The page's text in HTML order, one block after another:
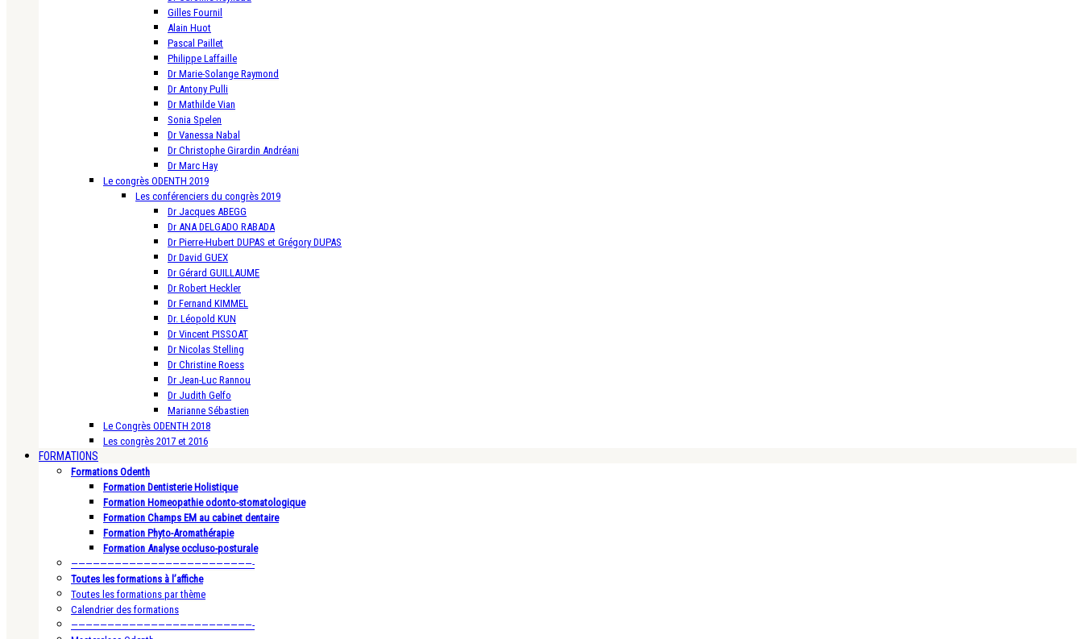
Gilles Fournil
Alain Huot
Pascal Paillet
Philippe Laffaille
Dr Marie-Solange Raymond
Dr Antony Pulli
Dr Mathilde Vian
Sonia Spelen
Dr Vanessa Nabal
Dr Christophe Girardin Andréani
Dr Marc Hay
Le congrès ODENTH 2019
Les conférenciers du congrès 2019
Dr Jacques ABEGG
Dr ANA DELGADO RABADA
Dr Pierre-Hubert DUPAS et Grégory DUPAS
Dr David GUEX
Dr Gérard GUILLAUME
Dr Robert Heckler
Dr Fernand KIMMEL
Dr. Léopold KUN
Dr Vincent PISSOAT
Dr Nicolas Stelling
Dr Christine Roess
Dr Jean-Luc Rannou
Dr Judith Gelfo
Marianne Sébastien
Le Congrès ODENTH 2018
Les congrès 2017 et 2016
FORMATIONS
Formations Odenth
Formation Dentisterie Holistique
Formation Homeopathie odonto-stomatologique
Formation Champs EM au cabinet dentaire
Formation Phyto-Aromathérapie
Formation Analyse occluso-posturale
—————————————————————————-
Toutes les formations à l’affiche
Toutes les formations par thème
Calendrier des formations
—————————————————————————-